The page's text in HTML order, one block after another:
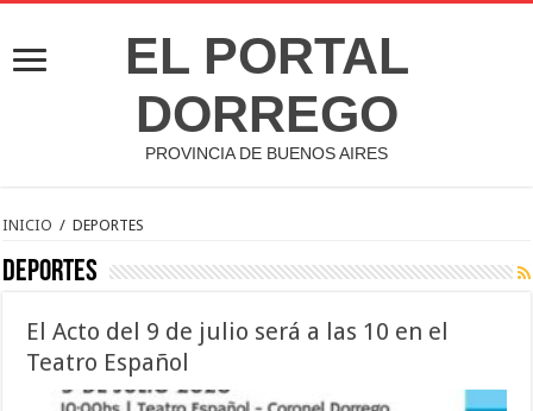
EL PORTAL
DORREGO
PROVINCIA DE BUENOS AIRES
INICIO / DEPORTES
DEPORTES
El Acto del 9 de julio será a las 10 en el
Teatro Español